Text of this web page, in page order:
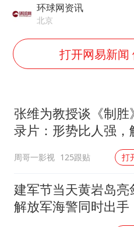
国乒
夯实
环球网资讯
北京
打开网易新闻
张维为教授谈《制胜
录片：形势比人强，
军能打败美军航母！
周哥一影视 125跟贴 打
建军节当天黄岩岛亮
解放军海警同时出手
律宾的挑衅该收场了